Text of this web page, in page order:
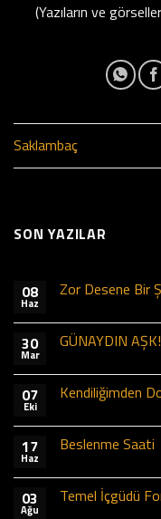
(Yazıların ve
Saklambaç
SON YAZILAR
08
Haz
Zor Desene Bir
30
Mar
GÜNAYDIN AŞK!
07
Eki
Kendiliğimden
17
Haz
Beslenme Saati
03
Ağu
Temel İçgüdü